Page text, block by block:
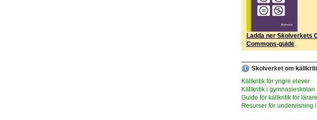
Ladda ner Skolverkets
Commons-guide.
Skolverket om
Källkritik för yngre elever
Källkritik i gymnasieskolan
Guide för källkritik för lärare
Resurser för undervisning